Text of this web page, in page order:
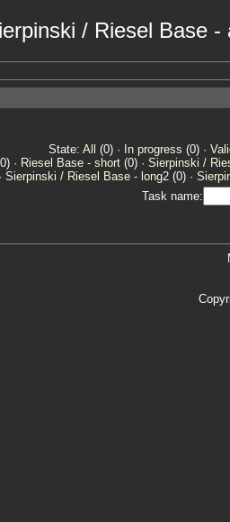
/ Riesel Base
State: All (0) · In progress (0) ·
· Riesel Base - short(0) · Sierpinski /
Sierpinski / Riesel Base - long2(0) ·
Task name: